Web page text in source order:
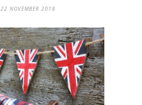
22 NOVEMBER 2018